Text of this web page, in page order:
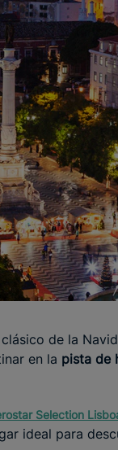
de la
en la pista de
Selection
ideal para